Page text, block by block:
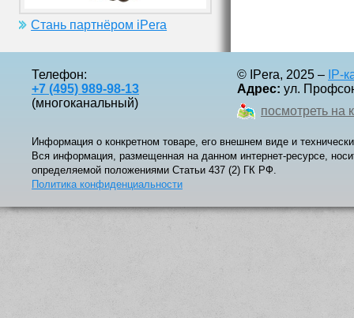
Стань партнёром iPera
Телефон:
+7 (495) 989-98-13
(многоканальный)
© IPera, 2025 – IP-
Адрес: ул.
посмотреть на
Информация о конкретном товаре, его внешнем виде и
Вся информация, размещенная на данном интернет-ресурсе,
определяемой положениями Статьи 437 (2) ГК РФ.
Политика конфиденциальности